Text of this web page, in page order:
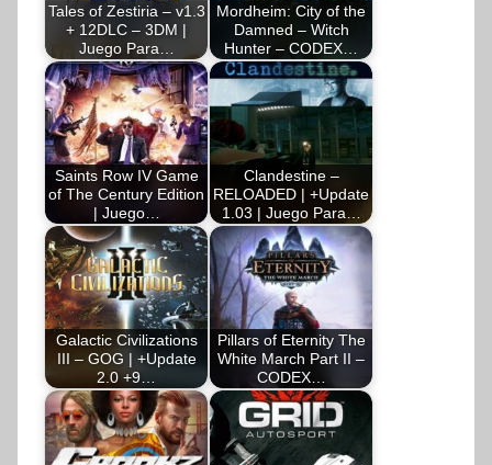
Tales of Zestiria – v1.3
+ 12DLC – 3DM |
Juego Para…
Mordheim: City of the
Damned – Witch
Hunter – CODEX…
Saints Row IV Game
of The Century Edition
| Juego…
Clandestine –
RELOADED | +Update
1.03 | Juego Para…
Galactic Civilizations
III – GOG | +Update
2.0 +9…
Pillars of Eternity The
White March Part II –
CODEX…